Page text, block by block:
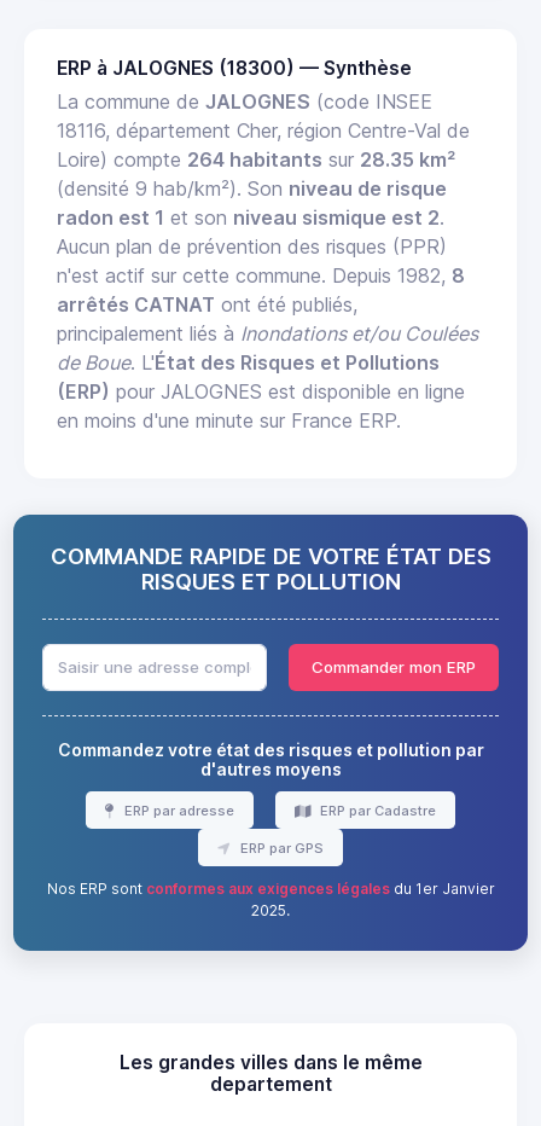
ERP à JALOGNES (18300) — Synthèse
La commune de JALOGNES (code INSEE
18116, département Cher, région Centre-Val de
Loire) compte 264 habitants sur 28.35 km²
(densité 9 hab/km²). Son niveau de risque
radon est 1 et son niveau sismique est 2.
Aucun plan de prévention des risques (PPR)
n'est actif sur cette commune. Depuis 1982, 8
arrêtés CATNAT ont été publiés,
principalement liés à Inondations et/ou Coulées
de Boue. L'État des Risques et Pollutions
(ERP) pour JALOGNES est disponible en ligne
en moins d'une minute sur France ERP.
COMMANDE RAPIDE DE VOTRE ÉTAT DES
RISQUES ET POLLUTION
Commander mon ERP
Commandez votre état des risques et pollution par
d'autres moyens
ERP par adresse ERP par Cadastre
ERP par GPS
Nos ERP sont conformes aux exigences légalesdu 1er Janvier
2025.
Les grandes villes dans le même
departement